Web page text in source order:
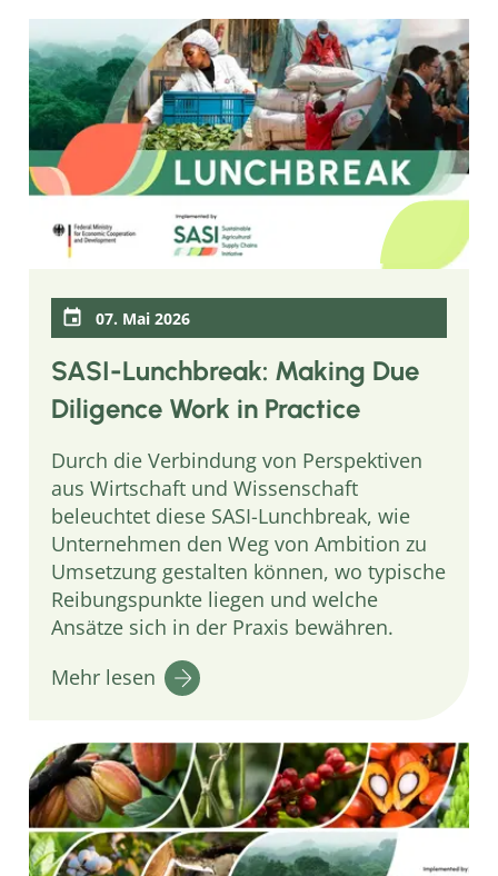
07. Mai 2026
SASI-Lunchbreak: Making Due
Diligence Work in Practice
Durch die Verbindung von Perspektiven
aus Wirtschaft und Wissenschaft
beleuchtet diese SASI-Lunchbreak, wie
Unternehmen den Weg von Ambition zu
Umsetzung gestalten können, wo typische
Reibungspunkte liegen und welche
Ansätze sich in der Praxis bewähren.
Mehr lesen